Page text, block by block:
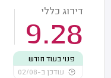
דירוג כללי
9.28
פנוי בעוד חודש
עודכן ב-02/08